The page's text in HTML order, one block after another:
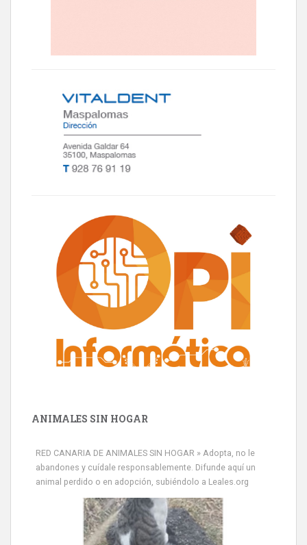
ANIMALES SIN HOGAR
RED CANARIA DE ANIMALES SIN HOGAR » Adopta, no le
abandones y cuídale responsablemente. Difunde aquí un
animal perdido o en adopción, subiéndolo a Leales.org